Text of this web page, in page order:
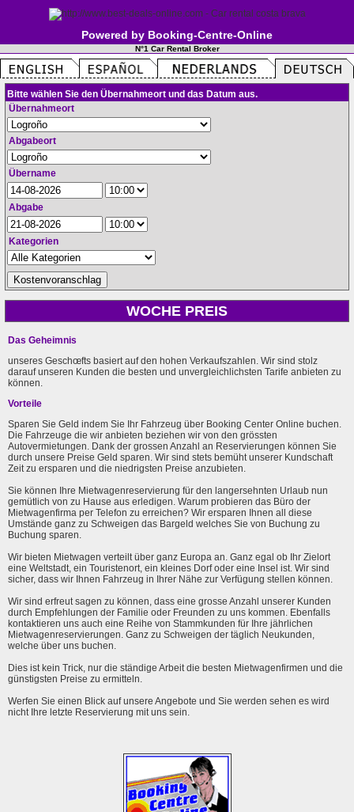
Powered by Booking-Centre-Online
N°1 Car Rental Broker
Bitte wählen Sie den Übernahmeort und das Datum aus.
Übernahmeort
Abgabeort
Übername
Abgabe
Kategorien
WOCHE PREIS
Das Geheimnis
unseres Geschœfts basiert auf den hohen Verkaufszahlen. Wir sind stolz
darauf unseren Kunden die besten und unvergleichlichsten Tarife anbieten zu
können.
Vorteile
Sparen Sie Geld indem Sie Ihr Fahrzeug über Booking Center Online buchen.
Die Fahrzeuge die wir anbieten beziehen wir von den grössten
Autovermietungen. Dank der grossen Anzahl an Reservierungen können Sie
durch unsere Preise Geld sparen. Wir sind stets bemüht unserer Kundschaft
Zeit zu ersparen und die niedrigsten Preise anzubieten.
Sie können Ihre Mietwagenreservierung für den langersehnten Urlaub nun
gemütlich von zu Hause aus erledigen. Warum probieren das Büro der
Mietwagenfirma per Telefon zu erreichen? Wir ersparen Ihnen all diese
Umstände ganz zu Schweigen das Bargeld welches Sie von Buchung zu
Buchung sparen.
Wir bieten Mietwagen verteilt über ganz Europa an. Ganz egal ob Ihr Zielort
eine Weltstadt, ein Touristenort, ein kleines Dorf oder eine Insel ist. Wir sind
sicher, dass wir Ihnen Fahrzeug in Ihrer Nähe zur Verfügung stellen können.
Wir sind erfreut sagen zu können, dass eine grosse Anzahl unserer Kunden
durch Empfehlungen der Familie oder Freunden zu uns kommen. Ebenfalls
kontaktieren uns auch eine Reihe von Stammkunden für Ihre jährlichen
Mietwagenreservierungen. Ganz zu Schweigen der täglich Neukunden,
welche über uns buchen.
Dies ist kein Trick, nur die ständige Arbeit die besten Mietwagenfirmen und die
günstigsten Preise zu ermitteln.
Werfen Sie einen Blick auf unsere Angebote und Sie werden sehen es wird
nicht Ihre letzte Reservierung mit uns sein.